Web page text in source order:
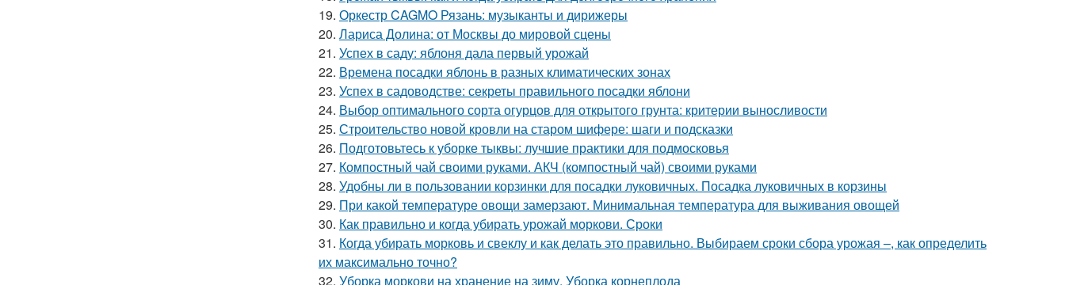
19. Оркестр CAGMO Рязань: музыканты и дирижеры
20. Лариса Долина: от Москвы до мировой сцены
21. Успех в саду: яблоня дала первый урожай
22. Времена посадки яблонь в разных климатических зонах
23. Успех в садоводстве: секреты правильного посадки яблони
24. Выбор оптимального сорта огурцов для открытого грунта: критерии выносливости
25. Строительство новой кровли на старом шифере: шаги и подсказки
26. Подготовьтесь к уборке тыквы: лучшие практики для подмосковья
27. Компостный чай своими руками. АКЧ (компостный чай) своими руками
28. Удобны ли в пользовании корзинки для посадки луковичных. Посадка луковичных в корзины
29. При какой температуре овощи замерзают. Минимальная температура для выживания овощей
30. Как правильно и когда убирать урожай моркови. Сроки
31. Когда убирать морковь и свеклу и как делать это правильно. Выбираем сроки сбора урожая –, как определить
их максимально точно?
32. Уборка моркови на хранение на зиму. Уборка корнеплода